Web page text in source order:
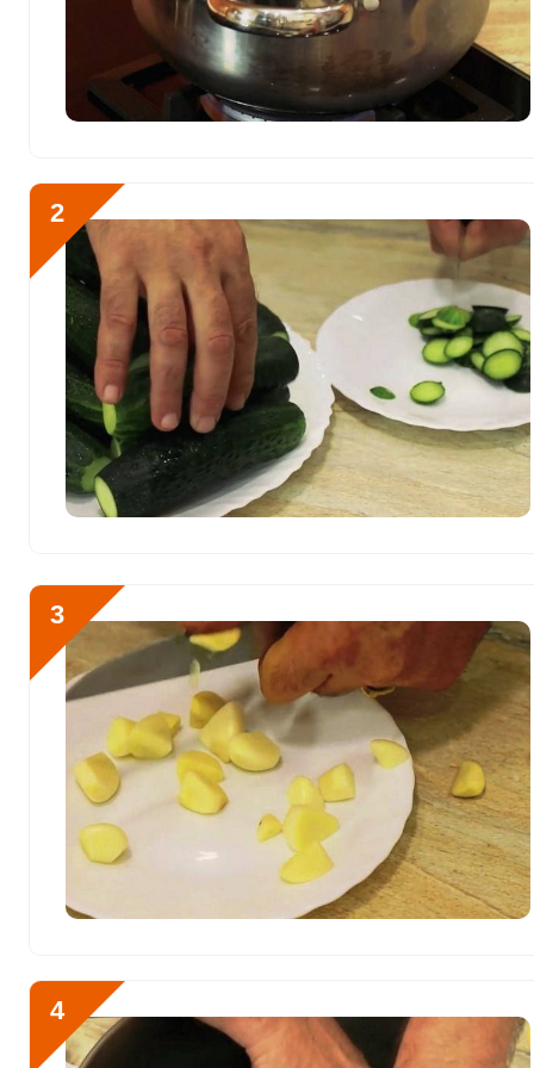
9 мг
Витамин К 200.2 мкг
Калий
Кальций 816 мг
Кремний 0
Магний 233.4 мг
Натрий 35035.5 мг
Сера 601 мг
Фосфор 431.9 мг
Алюминий
Железо 10.5 мг
Йод 35.4 мкг
Кобальт 28.9 мкг
Литий 0
Марганец 3 мкг
1373.7 мкг
Рубидий
Селен
2
3
4
Как начать готовить
лавровый лист,